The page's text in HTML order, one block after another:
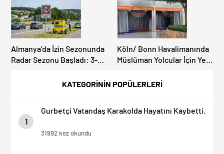
KATEGORİNİN POPÜLERLERİ
1
Gurbetçi Vatandaş Karakolda Hayatını Kaybetti.
31992 kez okundu
Almanya’da İzin Sezonunda
Radar Sezonu Başladı: 3-9
Denetimi Yapılacak!
Köln/ Bonn Havalimanında
Müslüman Yolcular İçin Yeni